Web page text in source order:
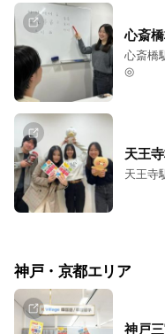
心斎
心斎橋
◎
天王
天王寺
神戸・京都エリア
神戸